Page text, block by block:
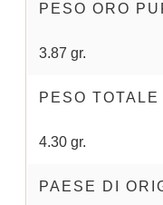
PESO ORO
3.87 gr.
PESO TOTALE
4.30 gr.
PAESE DI